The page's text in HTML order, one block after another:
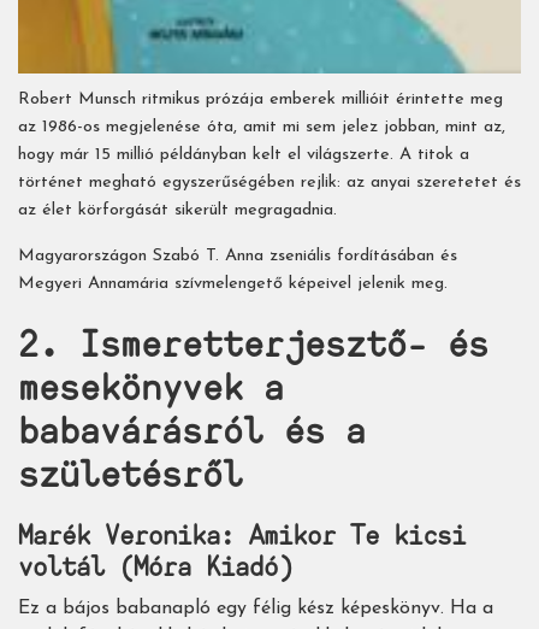
Robert Munsch ritmikus prózája emberek millióit érintette meg
az 1986-os megjelenése óta, amit mi sem jelez jobban, mint az,
hogy már 15 millió példányban kelt el világszerte. A titok a
történet megható egyszerűségében rejlik: az anyai szeretetet és
az élet körforgását sikerült megragadnia.
Magyarországon Szabó T. Anna zseniális fordításában és
Megyeri Annamária szívmelengető képeivel jelenik meg.
2. Ismeretterjesztő- és
mesekönyvek a
babavárásról és a
születésről
Marék Veronika: Amikor Te kicsi
voltál (Móra Kiadó)
Ez a bájos babanapló egy félig kész képeskönyv. Ha a